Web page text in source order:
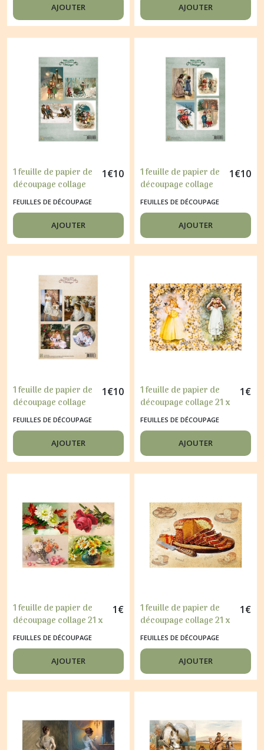
AJOUTER AJOUTER
1 feuille de papier de
découpage collage
21 x 29,7 cm PLAYING
IN THE SNOW 046
1€10
FEUILLES DE DÉCOUPAGE
AJOUTER
1 feuille de papier de
découpage collage
21 x 29,7 cm
CHRISTMAS TIME 047
1€10
FEUILLES DE DÉCOUPAGE
AJOUTER
1 feuille de papier de
découpage collage
21 x 29,7 cm
BEAUTIFUL LADY S
037
1€10
FEUILLES DE DÉCOUPAGE
AJOUTER
1 feuille de papier de
découpage collage 21 x
29,7 cm ENFANT FLEUR
366
1€
FEUILLES DE DÉCOUPAGE
AJOUTER
1 feuille de papier de
découpage collage 21 x
29,7 cm FLEUR 148
1€
FEUILLES DE DÉCOUPAGE
AJOUTER
1 feuille de papier de
découpage collage 21 x
29,7 cm DEJEUNER PAIN
138
1€
FEUILLES DE DÉCOUPAGE
AJOUTER